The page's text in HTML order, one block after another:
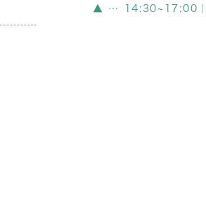
▲ … 14:30~17:00